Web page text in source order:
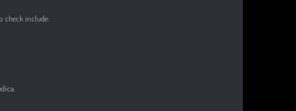
check include: